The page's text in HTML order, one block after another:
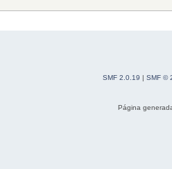
SMF 2.0.19 | SMF ©
Página